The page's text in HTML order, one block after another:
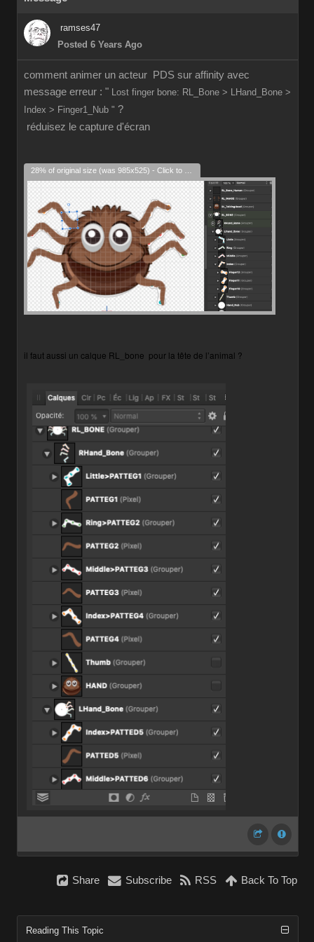
ramses47
Posted 6 Years Ago
comment animer un acteur PDS sur affinity avec
message erreur : " Lost finger bone: RL_Bone > LHand_Bone >
Index > Finger1_Nub " ?
réduisez le capture d'écran
il faut aussi un calque RL_bone pour la tête de l’animal ?
Share Subscribe RSS Back To Top
Reading This Topic